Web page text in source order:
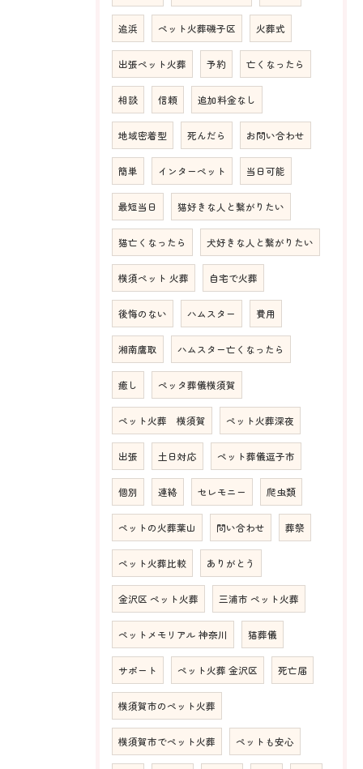
追浜 ペット火葬磯子区 火葬式
出張ペット火葬 予約 亡くなったら
相談 信頼 追加料金なし
地域密着型 死んだら お問い合わせ
簡単 インターペット 当日可能
最短当日 猫好きな人と繋がりたい
猫亡くなったら 犬好きな人と繋がりたい
横須ペット 火葬 自宅で火葬
後悔のない ハムスター 費用
湘南鷹取 ハムスター亡くなったら
癒し ペッタ葬儀横須賀
ペット火葬 横須賀 ペット火葬深夜
出張 土日対応 ペット葬儀逗子市
個別 連絡 セレモニー 爬虫類
ペットの火葬葉山 問い合わせ 葬祭
ペット火葬比較 ありがとう
金沢区 ペット火葬 三浦市 ペット火葬
ペットメモリアル 神奈川 猫葬儀
サポート ペット火葬 金沢区 死亡届
横須賀市のペット火葬
横須賀市でペット火葬 ペットも安心